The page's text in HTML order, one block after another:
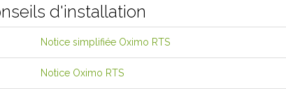
d'installation
Notice simplifiée Oximo RTS
Notice Oximo RTS